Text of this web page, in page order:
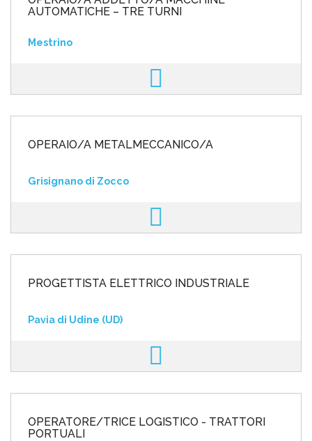
AUTOMATICHE – TRE TURNI
Mestrino
OPERAIO/A METALMECCANICO/A
Grisignano di Zocco
PROGETTISTA ELETTRICO INDUSTRIALE
Pavia di Udine (UD)
OPERATORE/TRICE LOGISTICO - TRATTORI
PORTUALI